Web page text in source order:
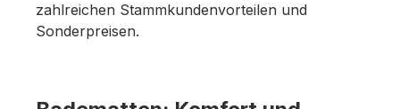
zahlreichen Stammkundenvorteilen und
Sonderpreisen.